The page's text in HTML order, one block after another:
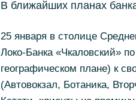
В ближайших планах
25 января в столице
Локо-Банка «Чкаловский»
географическом плане) к
(Автовокзал, Ботаника,